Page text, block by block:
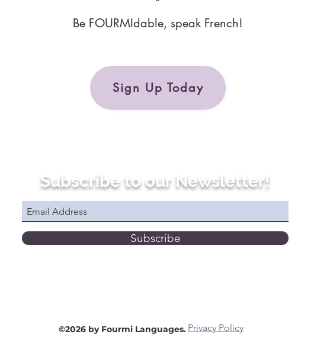
Be FOURMIdable, speak French!
Sign Up Today
Subscribe to our Newsletter!
Subscribe
©2026 by Fourmi Languages. Privacy Policy